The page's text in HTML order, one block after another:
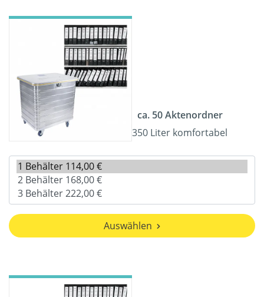
ca. 50 Aktenordner
350 Liter komfortabel
Auswählen